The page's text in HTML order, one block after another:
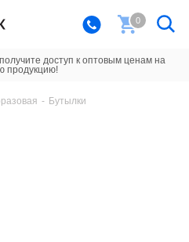
0
доступ к оптовым ценам на
продукцию!
- Бутылки